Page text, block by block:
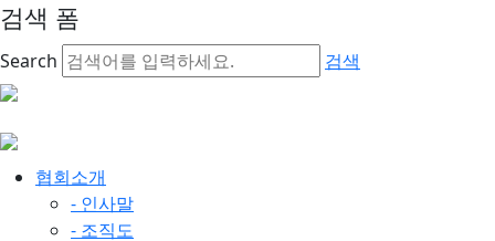
검색 폼
Search 검색
협회소개
- 인사말
- 조직도